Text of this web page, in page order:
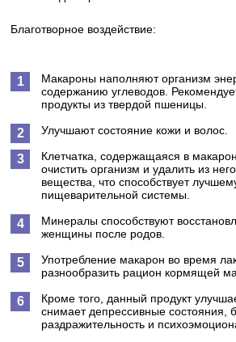
Благотворное воздействие:
Макароны наполняют организм
содержанию углеводов.
продукты из твердой пшеницы.
Улучшают состояние кожи и волос.
Клетчатка, содержащаяся в
очистить организм и удалить из
вещества, что способствует
пищеварительной системы.
Минералы способствуют
женщины после родов.
Употребление макарон во время
разнообразить рацион кормящей
Кроме того, данный продукт
снимает депрессивные состояния,
раздражительность и